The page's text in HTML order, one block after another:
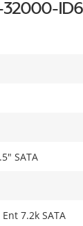
32000-ID6
SATA
7.2k SATA